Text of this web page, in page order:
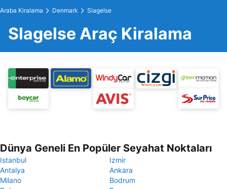
Araba Kiralama Denmark Slagelse
Slagelse Araç Kiralama
Dünya Geneli En Popüler Seyahat Noktaları
Istanbul
Izmir
Antalya
Ankara
Milano
Bodrum